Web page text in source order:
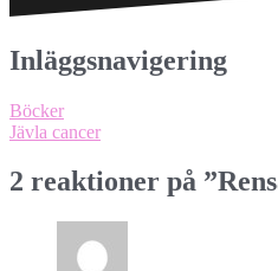
Inläggsnavigering
Böcker
Jävla cancer
2 reaktioner på ”